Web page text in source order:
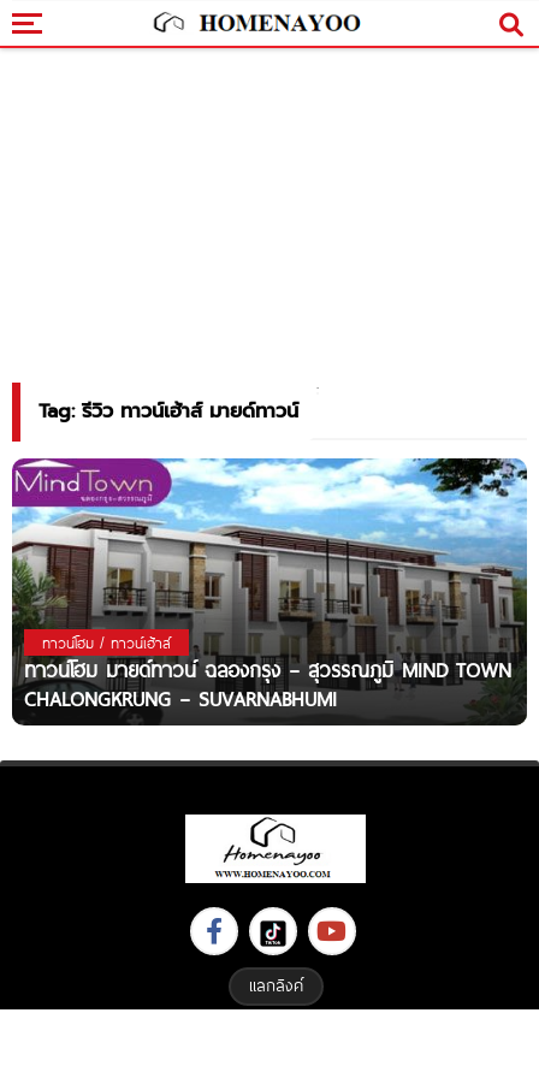
Tag: รีวิว ทาวน์เฮ้าส์ มายด์ทาวน์
ทาวน์โฮม / ทาวน์เฮ้าส์
ทาวน์โฮม มายด์ทาวน์ ฉลองกรุง – สุวรรณภูมิ MIND TOWN
CHALONGKRUNG – SUVARNABHUMI
แลกลิงค์